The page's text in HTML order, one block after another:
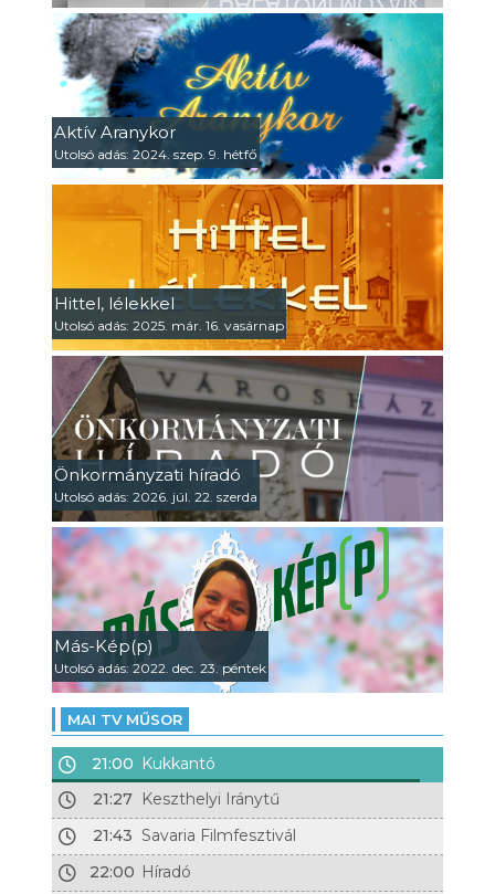
Aktív Aranykor
Utolsó adás: 2024. szep. 9. hétfő
Hittel, lélekkel
Utolsó adás: 2025. már. 16. vasárnap
Önkormányzati híradó
Utolsó adás: 2026. júl. 22. szerda
Más-Kép(p)
Utolsó adás: 2022. dec. 23. péntek
MAI TV MŰSOR
21:00 Kukkantó
21:27 Keszthelyi Iránytű
21:43 Savaria Filmfesztivál
22:00 Híradó